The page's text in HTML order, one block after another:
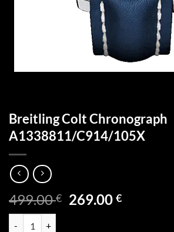
Breitling Colt Chronograph
A1338811/C914/105X
499.00€ Ursprünglicher
269.00€Aktueller